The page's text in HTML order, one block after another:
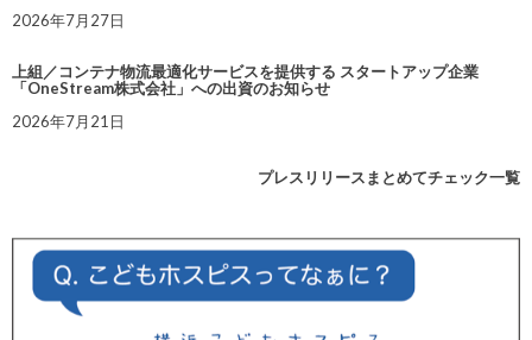
2026年7月27日
上組／コンテナ物流最適化サービスを提供する スタートアップ企業
「OneStream株式会社」への出資のお知らせ
2026年7月21日
プレスリリースまとめてチェック一覧